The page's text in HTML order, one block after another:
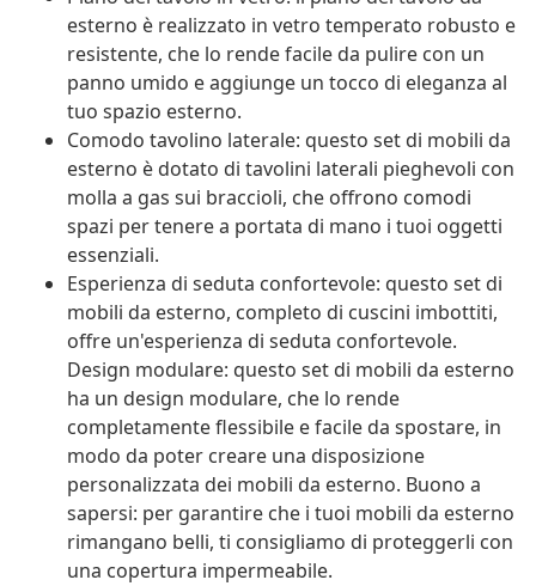
esterno è realizzato in vetro temperato robusto e
resistente, che lo rende facile da pulire con un
panno umido e aggiunge un tocco di eleganza al
tuo spazio esterno.
Comodo tavolino laterale: questo set di mobili da
esterno è dotato di tavolini laterali pieghevoli con
molla a gas sui braccioli, che offrono comodi
spazi per tenere a portata di mano i tuoi oggetti
essenziali.
Esperienza di seduta confortevole: questo set di
mobili da esterno, completo di cuscini imbottiti,
offre un'esperienza di seduta confortevole.
Design modulare: questo set di mobili da esterno
ha un design modulare, che lo rende
completamente flessibile e facile da spostare, in
modo da poter creare una disposizione
personalizzata dei mobili da esterno. Buono a
sapersi: per garantire che i tuoi mobili da esterno
rimangano belli, ti consigliamo di proteggerli con
una copertura impermeabile.